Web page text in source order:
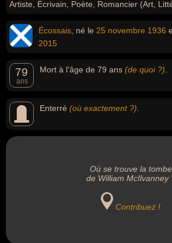
Artiste, Écrivain, Poète, Romancier (Art,
Écossais , né le 25 novembre 1936
2015
79
ans
Mort à l'âge de 79 ans (de quoi ?)
Enterré (où exactement ?)
Où se trouve la tombe
de William McIlvanney
Contribuez !